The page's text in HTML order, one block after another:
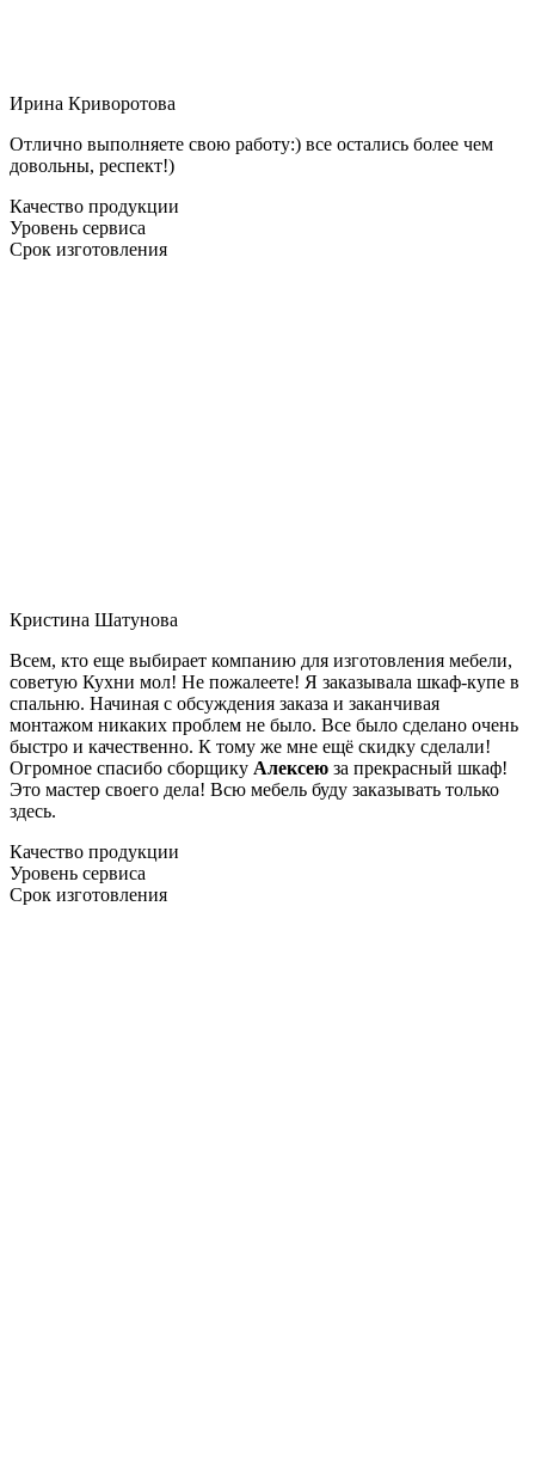
Ирина Криворотова
Отлично выполняете свою работу:) все остались более чем
довольны, респект!)
Качество продукции
Уровень сервиса
Срок изготовления
Кристина Шатунова
Всем, кто еще выбирает компанию для изготовления мебели,
советую Кухни мол! Не пожалеете! Я заказывала шкаф-купе в
спальню. Начиная с обсуждения заказа и заканчивая
монтажом никаких проблем не было. Все было сделано очень
быстро и качественно. К тому же мне ещё скидку сделали!
Огромное спасибо сборщику Алексею за прекрасный шкаф!
Это мастер своего дела! Всю мебель буду заказывать только
здесь.
Качество продукции
Уровень сервиса
Срок изготовления